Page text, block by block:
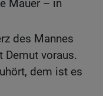
Mauer – in
des Mannes
Demut voraus.
dem ist es